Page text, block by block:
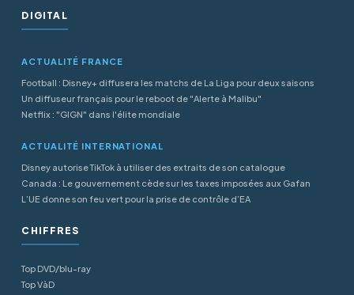
DIGITAL
ACTUALITÉ FRANCE
Football : Disney+ diffusera les matchs de La Liga pour deux saisons
Un diffuseur français pour le reboot de "Alerte à Malibu"
Netflix : "GIGN" dans l'élite mondiale
ACTUALITÉ INTERNATIONAL
Disney autorise TikTok à utiliser des extraits de son catalogue
Canada : Le gouvernement cède sur les taxes imposées aux Gafan
L’UE donne son feu vert pour la prise de contrôle d’EA
CHIFFRES
Top DVD/blu-ray
Top VàD